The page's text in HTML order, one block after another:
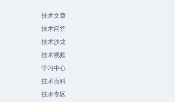
技术文章
技术问答
技术沙龙
技术视频
学习中心
技术百科
技术专区